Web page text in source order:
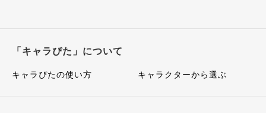
「キャラぴた」について
キャラぴたの使い方 キャラクターから選ぶ